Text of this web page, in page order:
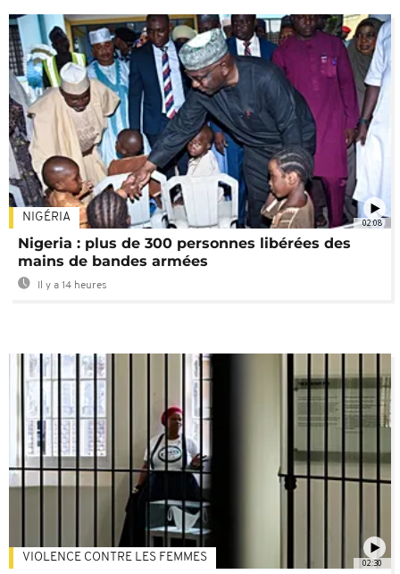
02:08
NIGÉRIA
Nigeria : plus de 300 personnes libérées des
mains de bandes armées
Il y a 14 heures
02:30
VIOLENCE CONTRE LES FEMMES